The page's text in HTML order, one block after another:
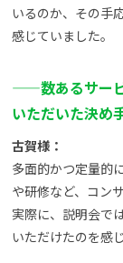
いるのか、その手
感じていました。
——数あるサー
いただいた決め
古賀様：
多面的かつ定量的
や研修など、コン
実際に、説明会で
いただけたのを感